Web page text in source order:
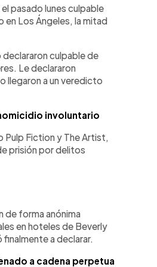
pasado lunes culpable
en Los Ángeles, la mitad
declararon culpable de
Le declararon
llegaron a un veredicto
involuntario
Pulp Fiction y The Artist,
prisión por delitos
de forma anónima
en hoteles de Beverly
a declarar.
a cadena perpetua